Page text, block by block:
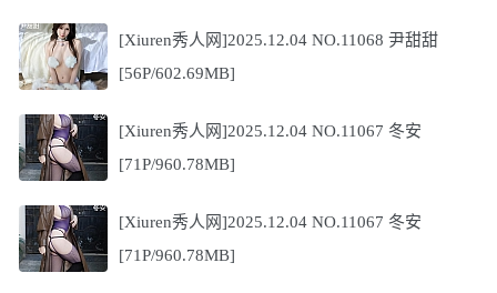
[Xiuren秀人网]2025.12.04 NO.11068 尹甜甜
[56P/602.69MB]
[Xiuren秀人网]2025.12.04 NO.11067 冬安
[71P/960.78MB]
[Xiuren秀人网]2025.12.04 NO.11067 冬安
[71P/960.78MB]